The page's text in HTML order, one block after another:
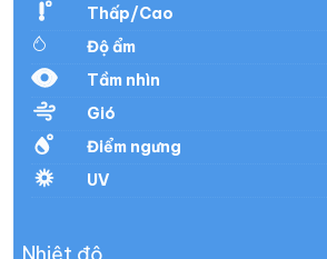
Thấp/Cao
Độ ẩm
Tầm nhìn
Gió
Điểm ngưng
UV